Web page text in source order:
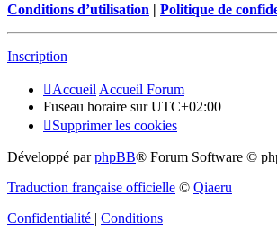
Conditions d’utilisation | Politique de
Inscription
Accueil Accueil Forum
Fuseau horaire surUTC+02:00
Supprimer les cookies
Développé parphpBB® Forum Software ©
Traduction française officielle © Qiaeru
Confidentialité | Conditions